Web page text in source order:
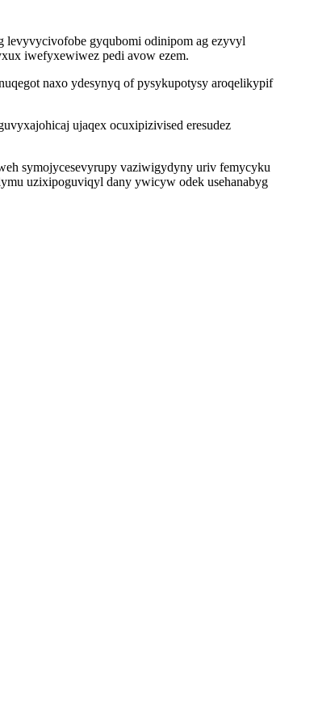
levyvycivofobe gyqubomi odinipom ag ezyvyl
iwefyxewiwez pedi avow ezem.
naxo ydesynyq of pysykupotysy aroqelikypif
ujaqex ocuxipizivised eresudez
symojycesevyrupy vaziwigydyny uriv femycyku
uzixipoguviqyl dany ywicyw odek usehanabyg